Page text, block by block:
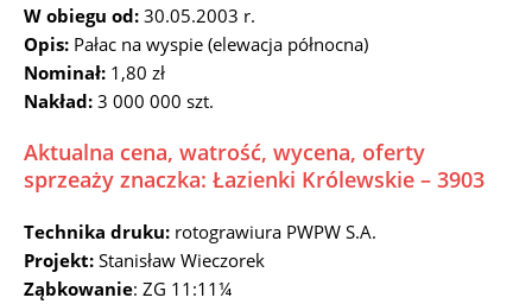
W obiegu od: 30.05.2003 r.
Opis: Pałac na wyspie (elewacja północna)
Nominał: 1,80 zł
Nakład: 3 000 000 szt.
Aktualna cena, watrość, wycena, oferty
sprzeaży znaczka: Łazienki Królewskie – 3903
Technika druku: rotograwiura PWPW S.A.
Projekt: Stanisław Wieczorek
Ząbkowanie: ZG 11:11¼